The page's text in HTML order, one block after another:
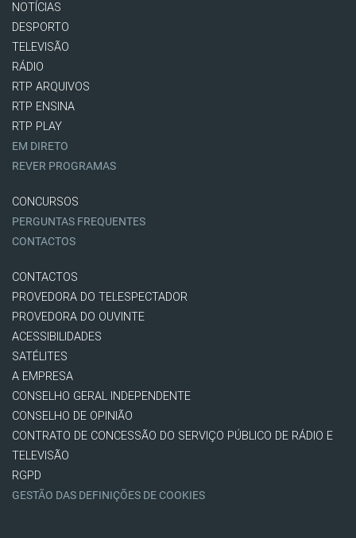
NOTÍCIAS
DESPORTO
TELEVISÃO
RÁDIO
RTP ARQUIVOS
RTP ENSINA
RTP PLAY
EM DIRETO
REVER PROGRAMAS
CONCURSOS
PERGUNTAS FREQUENTES
CONTACTOS
CONTACTOS
PROVEDORA DO TELESPECTADOR
PROVEDORA DO OUVINTE
ACESSIBILIDADES
SATÉLITES
A EMPRESA
CONSELHO GERAL INDEPENDENTE
CONSELHO DE OPINIÃO
CONTRATO DE CONCESSÃO DO SERVIÇO PÚBLICO DE RÁDIO E
TELEVISÃO
RGPD
GESTÃO DAS DEFINIÇÕES DE COOKIES